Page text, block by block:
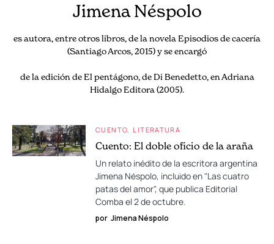
Jimena Néspolo
es autora, entre otros libros, de la novela Episodios de cacería
(Santiago Arcos, 2015) y se encargó
de la edición de El pentágono, de Di Benedetto, en Adriana
Hidalgo Editora (2005).
CUENTO LITERATURA
Cuento: El doble oficio de la araña
Un relato inédito de la escritora argentina
Jimena Néspolo, incluido en "Las cuatro
patas del amor", que publica Editorial
Comba el 2 de octubre.
por Jimena Néspolo